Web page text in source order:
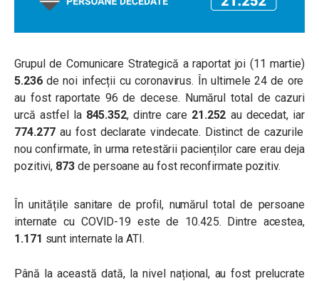
Grupul de Comunicare Strategică a raportat joi (11 martie)
5.236de noi infecții cu coronavirus. În ultimele 24 de ore
au fost raportate 96 de decese. Numărul total de cazuri
urcă astfel la845.352, dintre care 21.252 au decedat, iar
774.277 au fost declarate vindecate. Distinct de cazurile
nou confirmate, în urma retestării pacienților care erau deja
pozitivi, 873 de persoane au fost reconfirmate pozitiv.
În unitățile sanitare de profil, numărul total de persoane
internate cu COVID-19 este de 10.425. Dintre acestea,
1.171 sunt internate la ATI.
Până la această dată, la nivel național, au fost prelucrate